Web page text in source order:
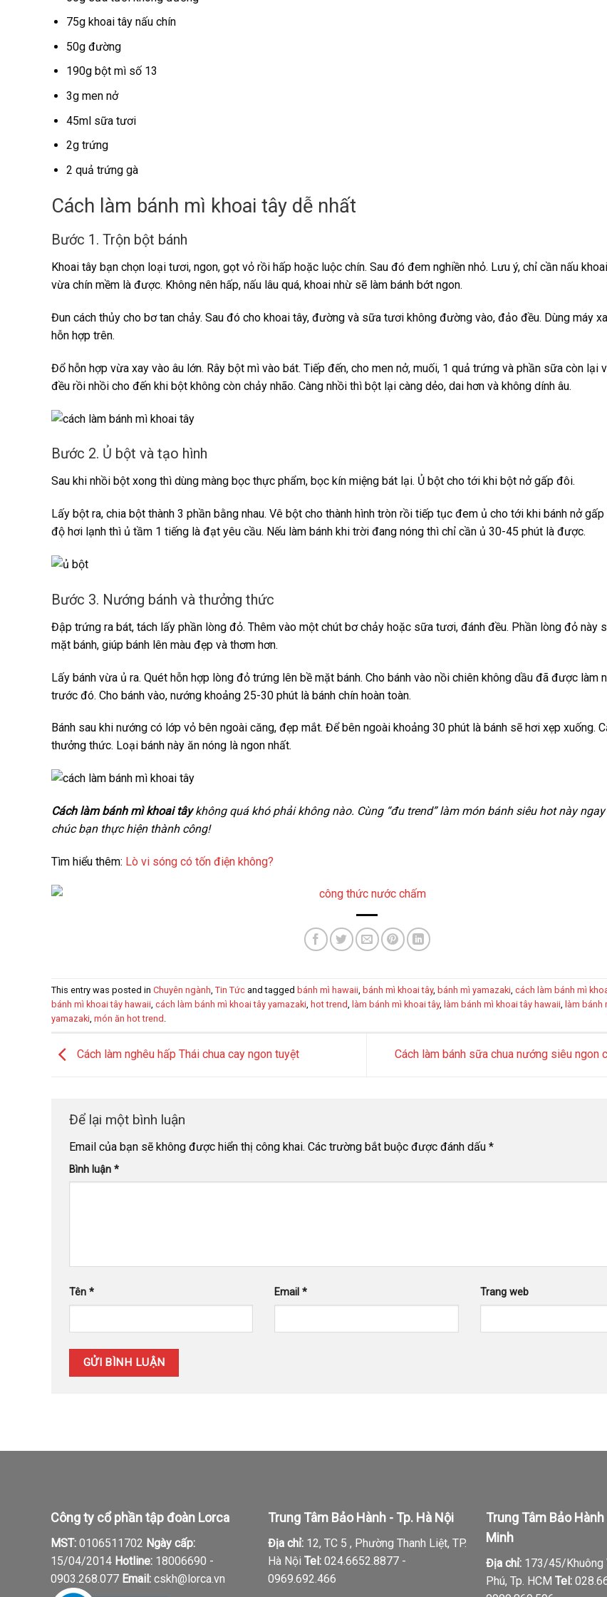
75g khoai tây nấu chín
50g đường
190g bột mì số 13
3g men nở
45ml sữa tươi
2g trứng
2 quả trứng gà
Cách làm bánh mì khoai tây dễ nhất
Bước 1. Trộn bột bánh
Khoai tây bạn chọn loại tươi, ngon, gọt vỏ rồi hấp hoặc luộc chín. Sau đó đem nghiền nhỏ. Lưu ý, chỉ cần nấu
vừa chín mềm là được. Không nên hấp, nấu lâu quá, khoai nhừ sẽ làm bánh bớt ngon.
Đun cách thủy cho bơ tan chảy. Sau đó cho khoai tây, đường và sữa tươi không đường vào, đảo đều. Dùng máy
hỗn hợp trên.
Đổ hỗn hợp vừa xay vào âu lớn. Rây bột mì vào bát. Tiếp đến, cho men nở, muối, 1 quả trứng và phần sữa còn lại
đều rồi nhồi cho đến khi bột không còn chảy nhão. Càng nhồi thì bột lại càng dẻo, dai hơn và không dính âu.
Bước 2. Ủ bột và tạo hình
Sau khi nhồi bột xong thì dùng màng bọc thực phẩm, bọc kín miệng bát lại. Ủ bột cho tới khi bột nở gấp đôi.
Lấy bột ra, chia bột thành 3 phần bằng nhau. Vê bột cho thành hình tròn rồi tiếp tục đem ủ cho tới khi bánh nở
độ hơi lạnh thì ủ tầm 1 tiếng là đạt yêu cầu. Nếu làm bánh khi trời đang nóng thì chỉ cần ủ 30-45 phút là được.
Bước 3. Nướng bánh và thưởng thức
Đập trứng ra bát, tách lấy phần lòng đỏ. Thêm vào một chút bơ chảy hoặc sữa tươi, đánh đều. Phần lòng đỏ này
mặt bánh, giúp bánh lên màu đẹp và thơm hơn.
Lấy bánh vừa ủ ra. Quét hỗn hợp lòng đỏ trứng lên bề mặt bánh. Cho bánh vào nồi chiên không dầu đã được làm
trước đó. Cho bánh vào, nướng khoảng 25-30 phút là bánh chín hoàn toàn.
Bánh sau khi nướng có lớp vỏ bên ngoài căng, đẹp mắt. Để bên ngoài khoảng 30 phút là bánh sẽ hơi xẹp xuống.
thưởng thức. Loại bánh này ăn nóng là ngon nhất.
Cách làm bánh mì khoai tâykhông quá khó phải không nào. Cùng “đu trend” làm món bánh siêu hot này
chúc bạn thực hiện thành công!
Tìm hiểu thêm: Lò vi sóng có tốn điện không?
This entry was posted in Chuyên ngành, Tin Tức and tagged bánh mì hawaii, bánh mì khoai tây, bánh mì yamazaki, cách làm bánh mì
bánh mì khoai tây hawaii, cách làm bánh mì khoai tây yamazaki, hot trend, làm bánh mì khoai tây, làm bánh mì khoai tây hawaii, làm bánh
yamazaki, món ăn hot trend .
Cách làm nghêu hấp Thái chua cay ngon tuyệt Cách làm bánh sữa chua nướng siêu ngon
Để lại một bình luận
Email của bạn sẽ không được hiển thị công khai. Các trường bắt buộc được đánh dấu *
Bình luận *
Tên * Email* Trang web
Công ty cổ phần tập đoàn Lorca
MST:0106511702 Ngày cấp:
15/04/2014 Hotline:18006690 -
0903.268.077 Email:cskh@lorca.vn
Trung Tâm Bảo Hành - Tp. Hà Nội
Địa chỉ: 12, TC 5 , Phường Thanh Liệt, TP.
Hà NộiTel: 024.6652.8877 -
0969.692.466
Trung Tâm Bảo
Minh
Địa chỉ:173/45/Khuông
Phú, Tp. HCM Tel: